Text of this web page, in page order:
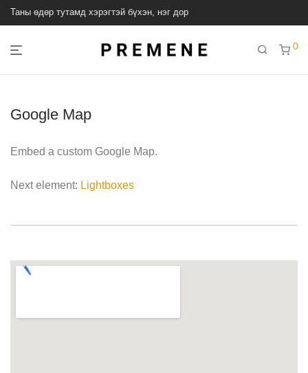
Таны өдөр тутамд хэрэгтэй бүхэн, нэг дор
0
Google Map
Embed a custom Google Map.
Next element: Lightboxes